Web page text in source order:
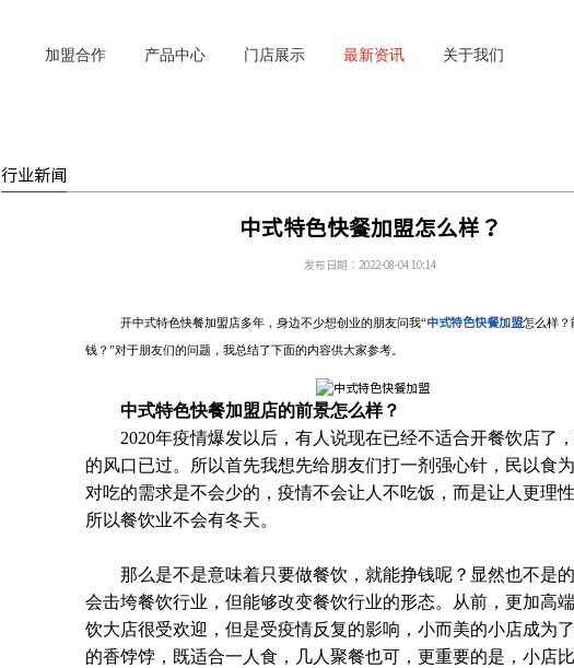
加盟合作 产品中心 门店展示 最新资讯 关于我们
行业新闻
中式特色快餐加盟怎么样？
发布日期：2022-08-04 10:14
开中式特色快餐加盟店多年，身边不少想创业的朋友问我“中式特色快餐加盟怎么样？
钱？”对于朋友们的问题，我总结了下面的内容供大家参考。
中式特色快餐加盟店的前景怎么样？
2020年疫情爆发以后，有人说现在已经不适合开餐饮店了
的风口已过。所以首先我想先给朋友们打一剂强心针，民以食
对吃的需求是不会少的，疫情不会让人不吃饭，而是让人更理性
所以餐饮业不会有冬天。
那么是不是意味着只要做餐饮，就能挣钱呢？显然也不是
会击垮餐饮行业，但能够改变餐饮行业的形态。从前，更加高
饮大店很受欢迎，但是受疫情反复的影响，小而美的小店成为
的香饽饽，既适合一人食，几人聚餐也可，更重要的是，小店